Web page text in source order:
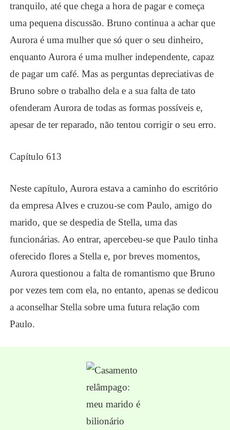
tranquilo, até que chega a hora de pagar e começa
uma pequena discussão. Bruno continua a achar que
Aurora é uma mulher que só quer o seu dinheiro,
enquanto Aurora é uma mulher independente, capaz
de pagar um café. Mas as perguntas depreciativas de
Bruno sobre o trabalho dela e a sua falta de tato
ofenderam Aurora de todas as formas possíveis e,
apesar de ter reparado, não tentou corrigir o seu erro.
Capítulo 613
Neste capítulo, Aurora estava a caminho do escritório
da empresa Alves e cruzou-se com Paulo, amigo do
marido, que se despedia de Stella, uma das
funcionárias. Ao entrar, apercebeu-se que Paulo tinha
oferecido flores a Stella e, por breves momentos,
Aurora questionou a falta de romantismo que Bruno
por vezes tem com ela, no entanto, apenas se dedicou
a aconselhar Stella sobre uma futura relação com
Paulo.